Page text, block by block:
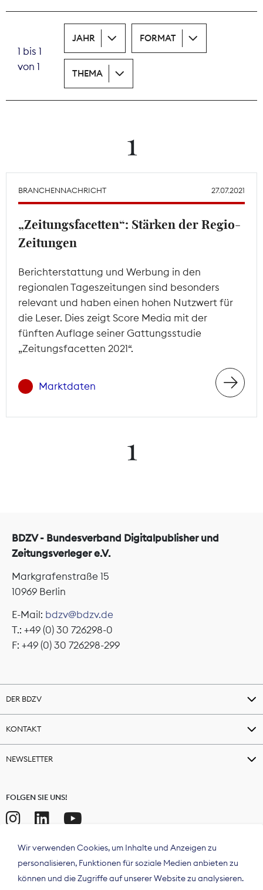
Print
Wächterpreis
Mitgliederbereich
1 bis 1
von 1
JAHR FORMAT
THEMA
1
BRANCHENNACHRICHT 27.07.2021
„Zeitungsfacetten“: Stärken der Regio-
Zeitungen
Berichterstattung und Werbung in den
regionalen Tageszeitungen sind besonders
relevant und haben einen hohen Nutzwert für
die Leser. Dies zeigt Score Media mit der
fünften Auflage seiner Gattungsstudie
„Zeitungsfacetten 2021“.
Marktdaten
1
BDZV - Bundesverband Digitalpublisher und
Zeitungsverleger e.V.
Markgrafenstraße 15
10969 Berlin
E-Mail: bdzv@bdzv.de
T.: +49 (0) 30 726298-0
F: +49 (0) 30 726298-299
DER BDZV
KONTAKT
NEWSLETTER
FOLGEN SIE UNS!
Wir verwenden Cookies, um Inhalte und Anzeigen zu
personalisieren, Funktionen für soziale Medien anbieten zu
können und die Zugriffe auf unserer Website zu analysieren.